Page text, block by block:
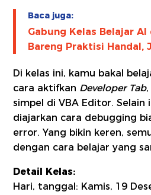
Baca juga:
Gabung Kelas Belajar AI
Bareng Praktisi Handal,
Di kelas ini, kamu bakal
cara aktifkan Developer Tab
simpel di VBA Editor. Selain
diajarkan cara debugging
error. Yang bikin keren,
dengan cara belajar yang
Detail Kelas:
Hari, tanggal: Kamis, 19